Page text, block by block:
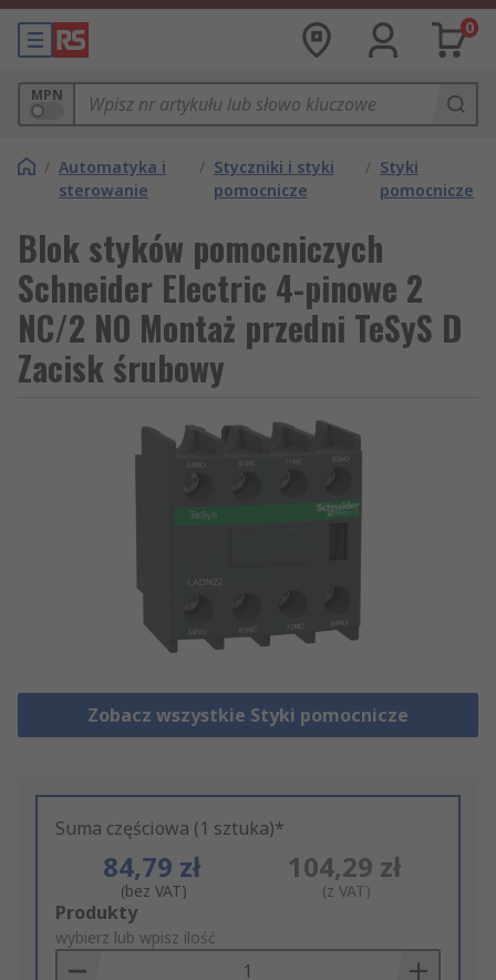
0
MPN
/ Automatyka i
sterowanie
/ Styczniki i styki
pomocnicze
/ Styki
pomocnicze
Blok styków pomocniczych
Schneider Electric 4-pinowe 2
NC/2 NO Montaż przedni TeSyS D
Zacisk śrubowy
Zobacz wszystkie Styki pomocnicze
Suma częściowa (1 sztuka)*
84,79 zł
(bez VAT)
104,29 zł
(z VAT)
Add
to
Basket
Produkty
wybierz lub wpisz ilość